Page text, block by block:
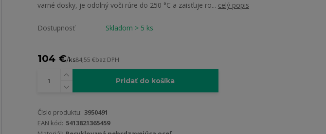
varné dosky, je odolný voči rúre do 250 °C a zaisťuje ro... celý popis
Dostupnosť Skladom > 5 ks
104 €/ks84,55 €bez DPH
Pridať do košíka
Číslo produktu: 3950491
EAN kód: 5413821365459